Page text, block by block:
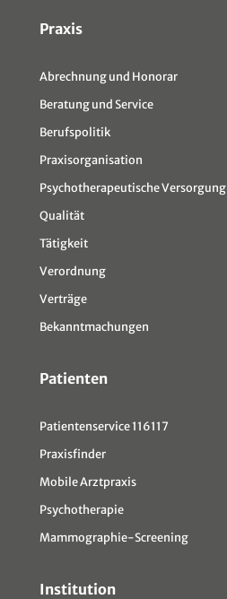
Sitemap
Praxis
Abrechnung und Honorar
Beratung und Service
Berufspolitik
Praxisorganisation
Psychotherapeutische Versorgung
Qualität
Tätigkeit
Verordnung
Verträge
Bekanntmachungen
Patienten
Patientenservice 116117
Praxisfinder
Mobile Arztpraxis
Psychotherapie
Mammographie-Screening
Institution